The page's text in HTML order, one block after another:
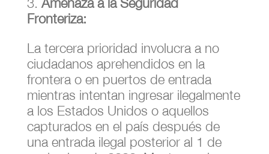
Fronteriza:
La tercera prioridad involucra a no
ciudadanos aprehendidos en la
frontera o en puertos de entrada
mientras intentan ingresar ilegalmente
a los Estados Unidos o aquellos
capturados en el país después de
una entrada ilegal posterior al 1 de